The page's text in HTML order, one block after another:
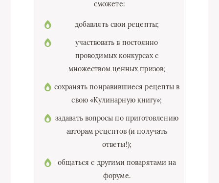
сможете:
добавлять свои рецепты;
участвовать в постоянно
проводимых конкурсах c
множеством ценных призов;
сохранять понравившиеся рецепты в
свою «Кулинарную книгу»;
задавать вопросы по приготовлению
авторам рецептов (и получать
ответы!);
общаться с другими поварятами на
форуме.